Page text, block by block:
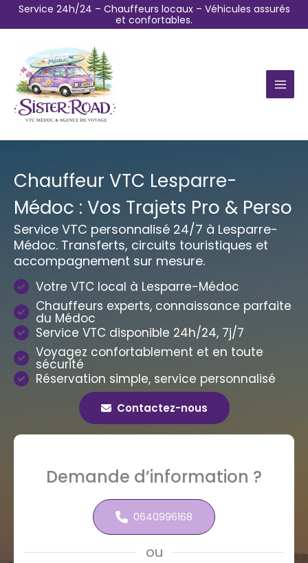
Aller
au
Service 24h/24 – Chauffeurs locaux – Véhicules assurés
et confortables.
Chauffeur VTC Lesparre-
Médoc : Vos Trajets Pro & Perso
Service VTC personnalisé 24/7 à Lesparre-
Médoc. Transferts, circuits touristiques et
accompagnement sur mesure.
Votre VTC local à Lesparre-Médoc
Chauffeurs experts, connaissance parfaite
du Médoc
Service VTC disponible 24h/24, 7j/7
Voyagez confortablement et en toute
sécurité
Réservation simple, service personnalisé
Contactez-nous
Demande d’information ?
0640996168
ou